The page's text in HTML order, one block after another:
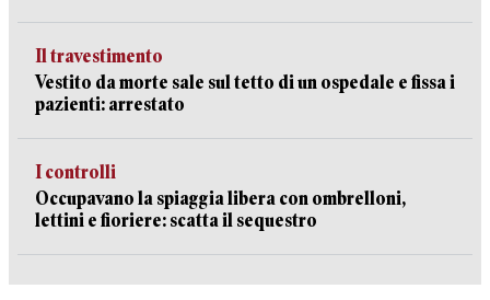
Il travestimento
Vestito da morte sale sul tetto di un ospedale e fissa i
pazienti: arrestato
I controlli
Occupavano la spiaggia libera con ombrelloni,
lettini e fioriere: scatta il sequestro